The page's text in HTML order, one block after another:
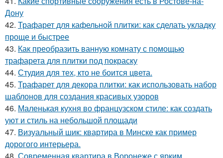
Дону
42. Трафарет для кафельной плитки: как сделать укладку
проще и быстрее
43. Как преобразить ванную комнату с помощью
трафарета для плитки под покраску
44. Студия для тех, кто не боится цвета.
45. Трафарет для декора плитки: как использовать набор
шаблонов для создания красивых узоров
46. Маленькая кухня во французском стиле: как создать
уют и стиль на небольшой площади
47. Визуальный шик: квартира в Минске как пример
дорогого интерьера.
48. Современная квартира в Воронеже с ярким